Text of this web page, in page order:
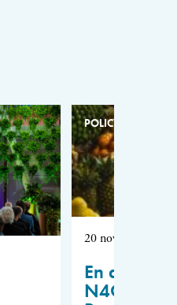
POLICY BRIEF
20 novembre 2024
En amont
N4G :